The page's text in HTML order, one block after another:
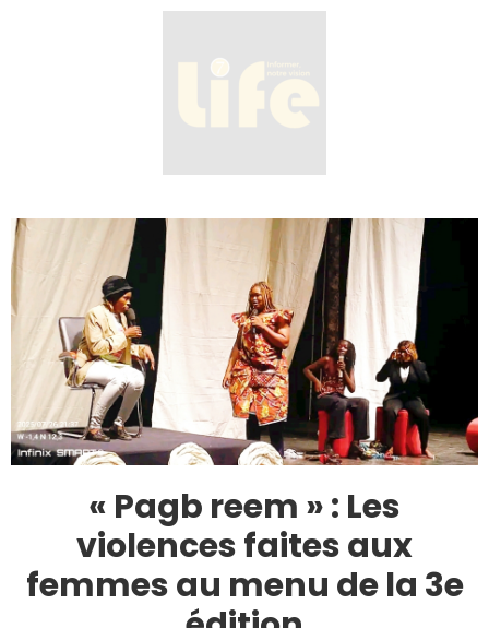
« Pagb reem » : Les
violences faites aux
femmes au menu de la 3e